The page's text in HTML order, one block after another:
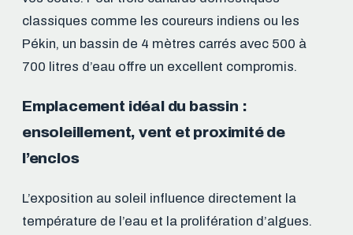
classiques comme les coureurs indiens ou les
Pékin, un bassin de 4 mètres carrés avec 500 à
700 litres d’eau offre un excellent compromis.
Emplacement idéal du bassin :
ensoleillement, vent et proximité de
l’enclos
L’exposition au soleil influence directement la
température de l’eau et la prolifération d’algues.